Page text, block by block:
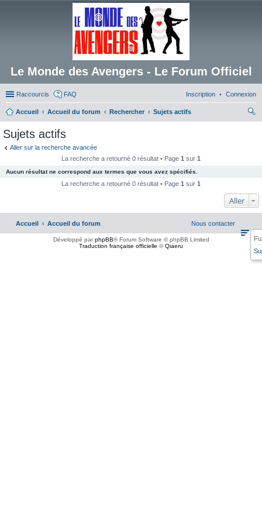
Le Monde des Avengers - Le Forum Officiel
Raccourcis FAQ Connexion
Inscription
Accueil Accueil du forum Rechercher
Sujets actifs
Sujets actifs
Aller sur la recherche avancée
La recherche a retourné 0 résultat • Page 1 sur 1
Aucun résultat ne correspond aux termes que vous avez spécifiés.
La recherche a retourné 0 résultat • Page 1 sur 1
Aller
Accueil Accueil du forum Nous contacter
Développé parphpBB® Forum Software © phpBB Limited
Traduction française officielle ©Qiaeru